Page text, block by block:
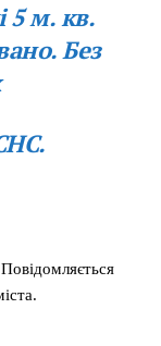
5 м. кв.
Без